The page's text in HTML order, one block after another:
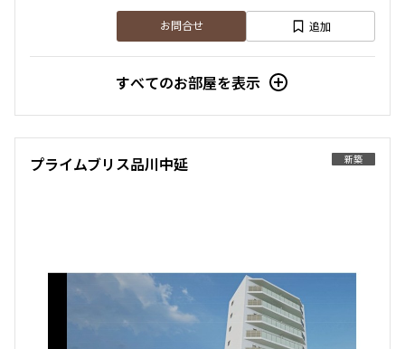
3年以内
10年以内
20年以内
25年以内
30年以内
駅から徒歩
指定なし
1分以内
3分以内
5分以内
当社限定物件
三井の賃貸物件
お問合せ 追加
すべてのお部屋を表示
新築
プライムブリス品川中延